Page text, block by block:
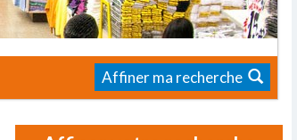
Affiner ma recherche